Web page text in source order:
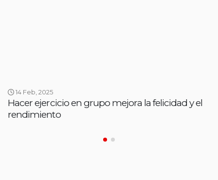
14 Feb, 2025
Hacer ejercicio en grupo mejora la felicidad y el
rendimiento